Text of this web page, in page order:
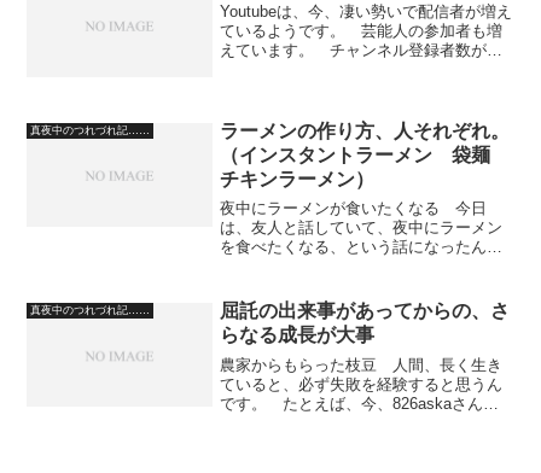
Youtubeは、今、凄い勢いで配信者が増え
ているようです。 芸能人の参加者も増
えています。 チャンネル登録者数が、
き方の指南をした...
真夜中のつれづれ記……
ラーメンの作り方、人それぞれ。
（インスタントラーメン 袋麺
チキンラーメン）
夜中にラーメンが食いたくなる 今日
は、友人と話していて、夜中にラーメン
を食べたくなる、という話になったんで
ことがあります。 そんなときに一番便
利なのが、チキンラーメンで...
真夜中のつれづれ記……
屈託の出来事があってからの、さ
らなる成長が大事
農家からもらった枝豆 人間、長く生き
ていると、必ず失敗を経験すると思うん
です。 たとえば、今、826askaさん